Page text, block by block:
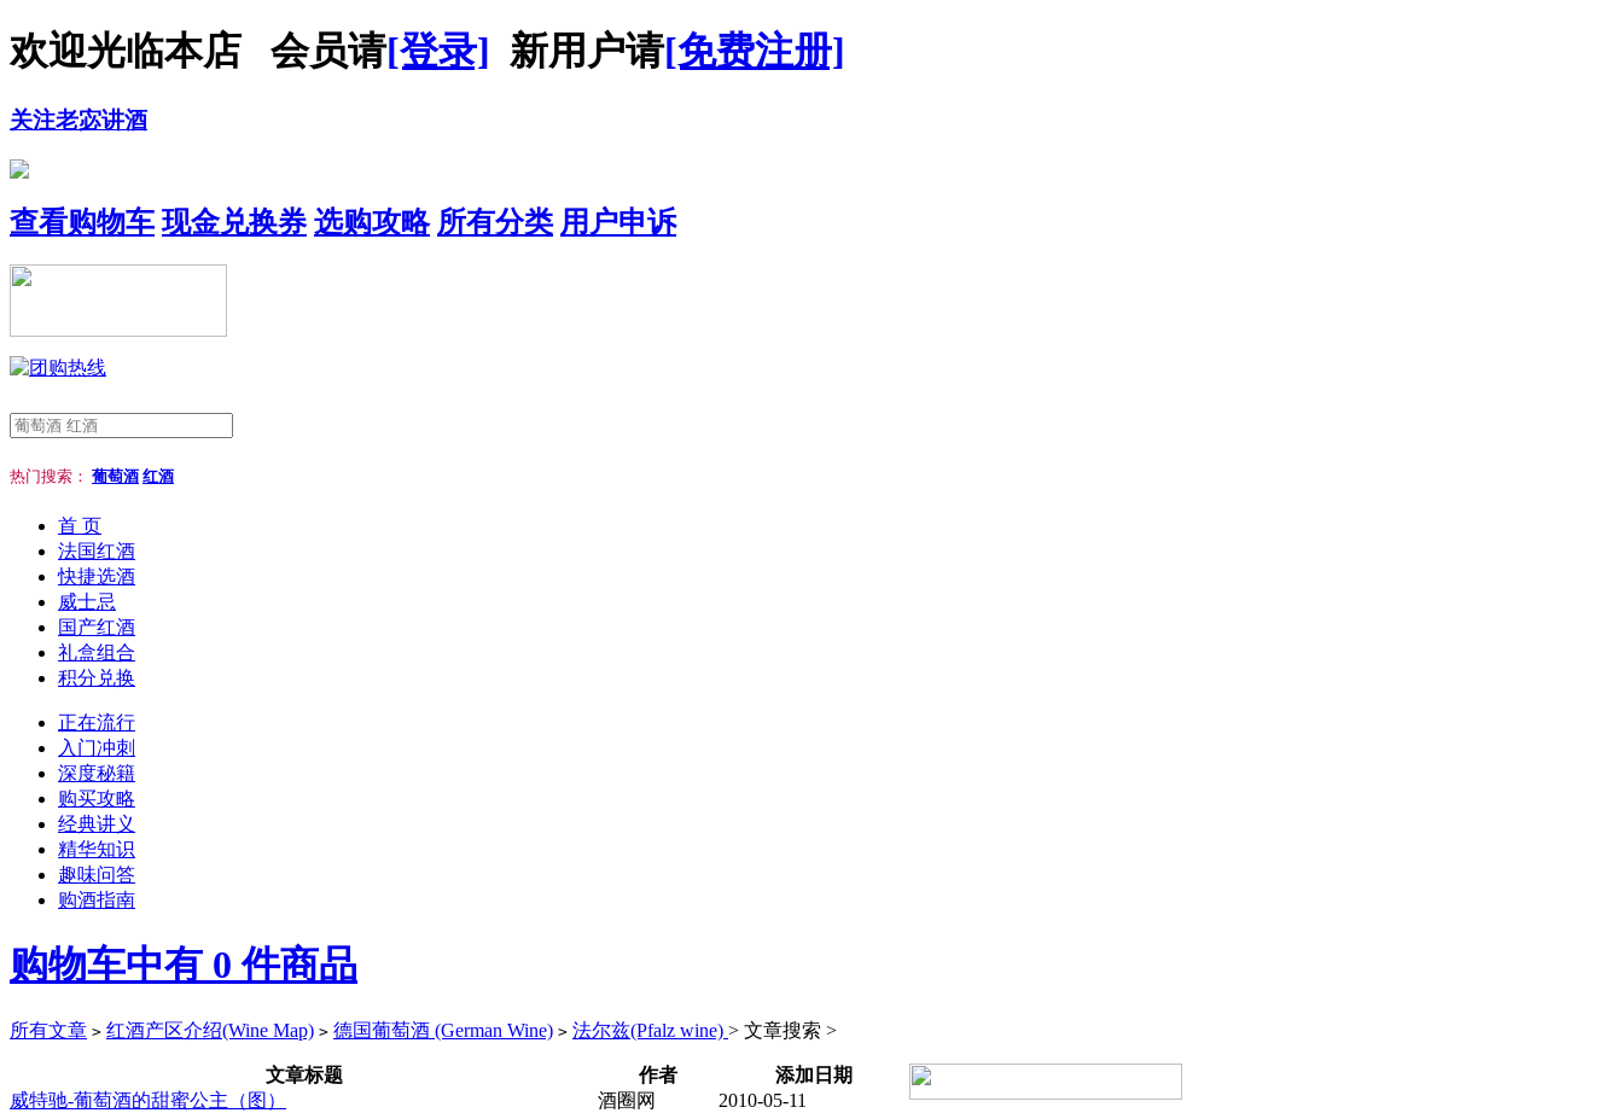
欢迎光临本店 会员请[登录] 新用户请[免费注册]
关注老宓讲酒
查看购物车 现金兑换券 选购攻略 所有分类 用户申诉
热门搜索： 葡萄酒 红酒
首 页
法国红酒
快捷选酒
威士忌
国产红酒
礼盒组合
积分兑换
正在流行
入门冲刺
深度秘籍
购买攻略
经典讲义
精华知识
趣味问答
购酒指南
购物车中有 0 件商品
所有文章 > 红酒产区介绍(Wine Map) > 德国葡萄酒 (German Wine) > 法尔兹(Pfalz wine) > 文章搜索 >
文章标题 作者
添加日期
威特驰-葡萄酒的甜蜜公主（图）
酒圈网
2010-05-11